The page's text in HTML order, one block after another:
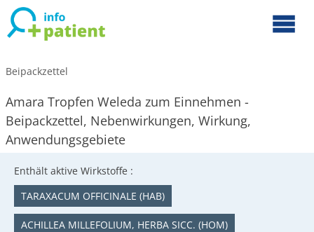
Beipackzettel
Amara Tropfen Weleda zum Einnehmen -
Beipackzettel, Nebenwirkungen, Wirkung,
Anwendungsgebiete
Enthält aktive Wirkstoffe :
TARAXACUM OFFICINALE (HAB)
ACHILLEA MILLEFOLIUM, HERBA SICC. (HOM)